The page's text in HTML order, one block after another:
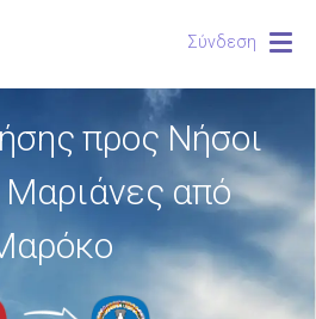
Σύνδεση
προς Νήσοι
Μαριάνες από